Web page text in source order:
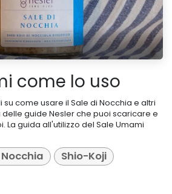
come lo uso
come usare il Sale di Nocchia e altri
guide Nesler che puoi scaricare e
La guida all'utilizzo del Sale Umami
Shio-Koji